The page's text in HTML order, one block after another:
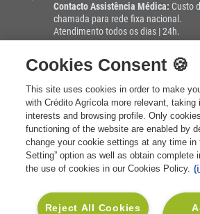
Contacto Assistência Médica: Custo
chamada para rede fixa nacional.
Atendimento todos os dias | 24h.
SOLUÇÕES
Seguros Vida e Crédito
Seguros Vida e Família
Seguros Vida e Saúde
Seguros Vida e Investimento
INSTITUCIONAL
Sobre a CA Vida
Sustentabilidade
Informação Financeira
APOIO AO CLIENTE
Glossário
Linkedin
Cookies Consent 🍪
This site uses cookies in order to make
with Crédito Agrícola more relevant, taking
interests and browsing profile. Only
functioning of the website are enabled by
change your cookie settings at any time in
Setting” option as well as obtain complete
the use of cookies in our Cookies Policy.
Reject All Cookies